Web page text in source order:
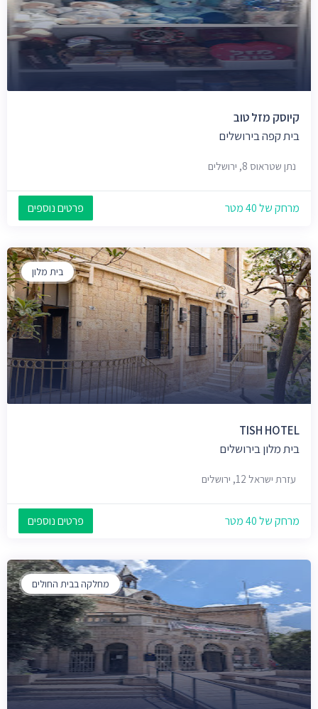
קיוסק מזל טוב
בית קפה בירושלים
נתן שטראוס 8, ירושלים
מרחק של 40 מטר פרטים נוספים
בית מלון
TISH HOTEL
בית מלון בירושלים
עזרת ישראל 12, ירושלים
מרחק של 40 מטר פרטים נוספים
מחלקה בבית החולים